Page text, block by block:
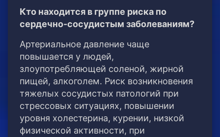
Кто находится в группе риска по
сердечно-сосудистым заболеваниям?
Артериальное давление чаще
повышается у людей,
злоупотребляющей соленой, жирной
пищей, алкоголем. Риск возникновения
тяжелых сосудистых патологий при
стрессовых ситуациях, повышении
уровня холестерина, курении, низкой
физической активности, при